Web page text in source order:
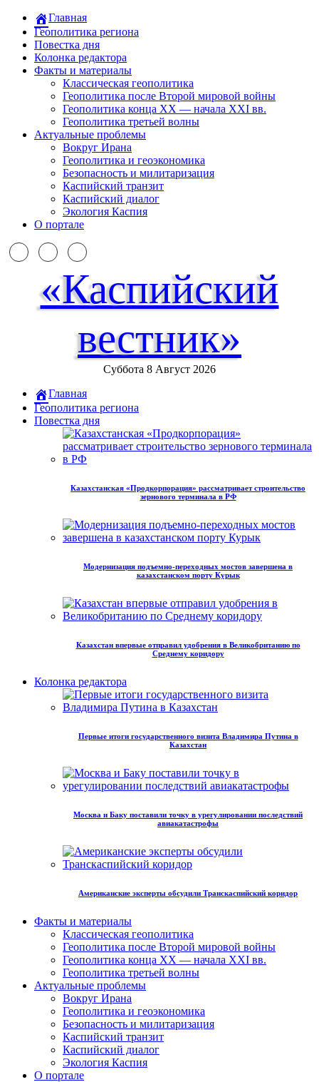
Главная
Геополитика региона
Повестка дня
Колонка редактора
Факты и материалы
Классическая геополитика
Геополитика после Второй мировой войны
Геополитика конца XX — начала XXI вв.
Геополитика третьей волны
Актуальные проблемы
Вокруг Ирана
Геополитика и геоэкономика
Безопасность и милитаризация
Каспийский транзит
Каспийский диалог
Экология Каспия
О портале
«Каспийский
вестник»
Суббота 8 Август 2026
Главная
Геополитика региона
Повестка дня
Казахстанская «Продкорпорация» рассматривает строительство
зернового терминала в РФ
Модернизация подъемно-переходных мостов завершена в
казахстанском порту Курык
Казахстан впервые отправил удобрения в Великобританию по
Среднему коридору
Колонка редактора
Первые итоги государственного визита Владимира Путина в
Казахстан
Москва и Баку поставили точку в урегулировании последствий
авиакатастрофы
Американские эксперты обсудили Транскаспийский коридор
Факты и материалы
Классическая геополитика
Геополитика после Второй мировой войны
Геополитика конца XX — начала XXI вв.
Геополитика третьей волны
Актуальные проблемы
Вокруг Ирана
Геополитика и геоэкономика
Безопасность и милитаризация
Каспийский транзит
Каспийский диалог
Экология Каспия
О портале